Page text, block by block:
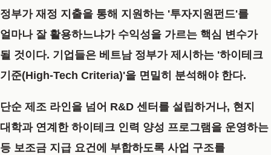
정부가 재정 지출을 통해 지원하는 '투자지원펀드'를
얼마나 잘 활용하느냐가 수익성을 가르는 핵심 변수가
될 것이다. 기업들은 베트남 정부가 제시하는 '하이테크
기준(High-Tech Criteria)'을 면밀히 분석해야 한다.
단순 제조 라인을 넘어 R&D 센터를 설립하거나, 현지
대학과 연계한 하이테크 인력 양성 프로그램을 운영하는
등 보조금 지급 요건에 부합하도록 사업 구조를